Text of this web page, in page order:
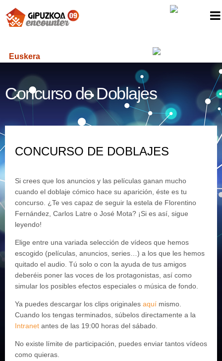
Euskera
Concurso de Doblajes
CONCURSO DE DOBLAJES
Si crees que los anuncios y las películas ganan mucho
cuando el doblaje cómico hace su aparición, éste es tu
concurso. ¿Te ves capaz de seguir la estela de Florentino
Fernández, Carlos Latre o José Mota? ¡Si es así, sigue
leyendo!
Elige entre una variada selección de vídeos que hemos
escogido (películas, anuncios, series…) a los que les hemos
quitado el audio. Tú solo o con la ayuda de tus amigos
deberéis poner las voces de los protagonistas, así como
simular los posibles efectos especiales o música de fondo.
Ya puedes descargar los clips originales aquí mismo.
Cuando los tengas terminados, súbelos directamente a la
Intranet antes de las 19:00 horas del sábado.
No existe límite de participación, puedes enviar tantos vídeos
como quieras.